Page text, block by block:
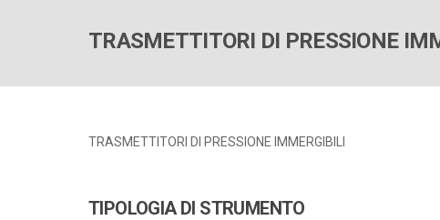
TRASMETTITORI DI PRESSIONE
TRASMETTITORI DI PRESSIONE IMMERGIBILI
TIPOLOGIA DI STRUMENTO